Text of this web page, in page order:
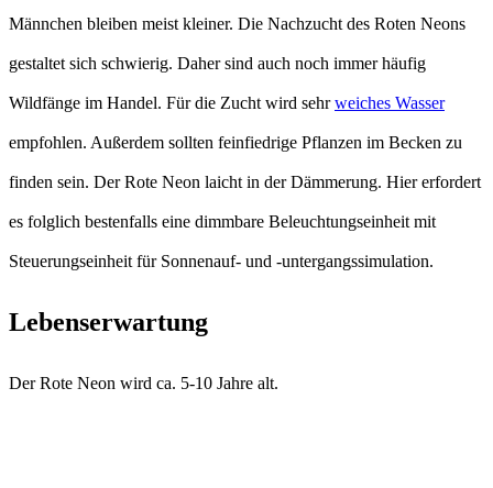
Männchen bleiben meist kleiner. Die Nachzucht des Roten Neons
gestaltet sich schwierig. Daher sind auch noch immer häufig
Wildfänge im Handel. Für die Zucht wird sehrweiches Wasser
empfohlen. Außerdem sollten feinfiedrige Pflanzen im Becken zu
finden sein. Der Rote Neon laicht in der Dämmerung. Hier erfordert
es folglich bestenfalls eine dimmbare Beleuchtungseinheit mit
Steuerungseinheit für Sonnenauf- und -untergangssimulation.
Lebenserwartung
Der Rote Neon wird ca. 5-10 Jahre alt.